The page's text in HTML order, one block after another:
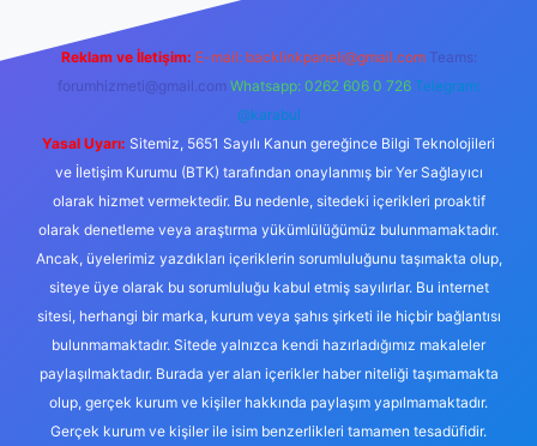
Reklam ve İletişim: E-mail: backlinkpaneli@gmail.com Teams:
forumhizmeti@gmail.com Whatsapp: 0262 606 0 726 Telegram:
@karabul
Yasal Uyarı: Sitemiz, 5651 Sayılı Kanun gereğince Bilgi Teknolojileri
ve İletişim Kurumu (BTK) tarafından onaylanmış bir Yer Sağlayıcı
olarak hizmet vermektedir. Bu nedenle, sitedeki içerikleri proaktif
olarak denetleme veya araştırma yükümlülüğümüz bulunmamaktadır.
Ancak, üyelerimiz yazdıkları içeriklerin sorumluluğunu taşımakta olup,
siteye üye olarak bu sorumluluğu kabul etmiş sayılırlar. Bu internet
sitesi, herhangi bir marka, kurum veya şahıs şirketi ile hiçbir bağlantısı
bulunmamaktadır. Sitede yalnızca kendi hazırladığımız makaleler
paylaşılmaktadır. Burada yer alan içerikler haber niteliği taşımamakta
olup, gerçek kurum ve kişiler hakkında paylaşım yapılmamaktadır.
Gerçek kurum ve kişiler ile isim benzerlikleri tamamen tesadüfidir.